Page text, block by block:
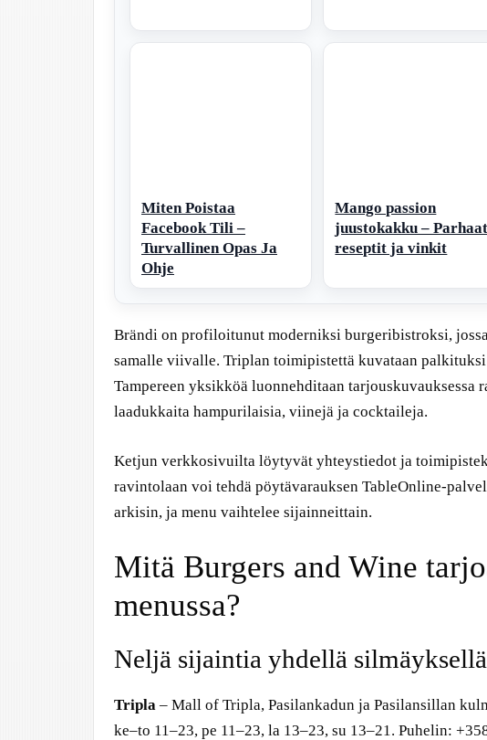
Miten Poistaa
Facebook Tili –
Turvallinen Opas Ja
Ohje
Mango passion
juustokakku – Parhaat
reseptit ja vinkit
Brändi on profiloitunut moderniksi burgeribistroksi,
samalle viivalle. Triplan toimipistettä kuvataan
Tampereen yksikköä luonnehditaan tarjouskuvauksessa
laadukkaita hampurilaisia, viinejä ja cocktaileja.
Ketjun verkkosivuilta löytyvät yhteystiedot ja
ravintolaan voi tehdä pöytävarauksen TableOnline-
arkisin, ja menu vaihtelee sijainneittain.
Mitä Burgers and Wine
menussa?
Neljä sijaintia yhdellä silmäyksellä
Tripla – Mall of Tripla, Pasilankadun ja Pasilansillan
ke–to 11–23, pe 11–23, la 13–23, su 13–21. Puhelin: